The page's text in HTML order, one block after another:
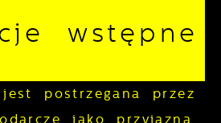
wstępne
postrzegana przez
jako przyjazna
na
Ciebie działania w